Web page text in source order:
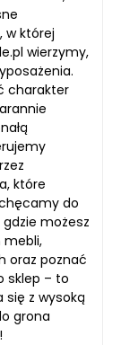
w której
wierzymy,
charakter
które
do
możesz
mebli,
oraz poznać
sklep – to
z wysoką
grona